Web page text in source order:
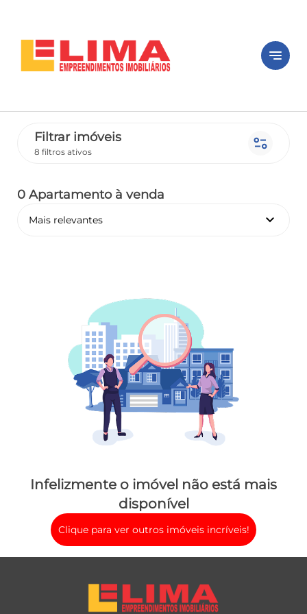
notes
Filtrar imóveis
8 filtros ativos page_info
0 Apartamento à venda
Mais relevantes keyboard_arrow_down
Infelizmente o imóvel não está mais
disponível
Clique para ver outros imóveis incríveis!